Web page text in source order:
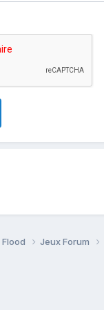
Flood Jeux Forum